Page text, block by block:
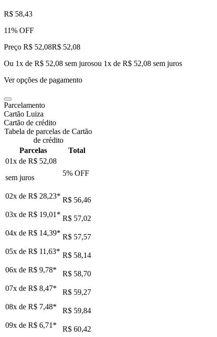
R$ 58,43
11% OFF
Preço R$ 52,08R$ 52,08
Ou 1x de R$ 52,08 sem jurosou 1x de R$ 52,08 sem juros
Ver opções de pagamento
Parcelamento
Cartão Luiza
Cartão de crédito
Tabela de parcelas de Cartão
de crédito
Parcelas
Total
01x de R$ 52,08
sem juros
5% OFF
02x de R$ 28,23* R$ 56,46
03x de R$ 19,01 * R$ 57,02
04x de R$ 14,39* R$ 57,57
05x de R$ 11,63* R$ 58,14
06x de R$ 9,78*
R$ 58,70
07x de R$ 8,47*
R$ 59,27
08x de R$ 7,48*
R$ 59,84
09x de R$ 6,71 *
R$ 60,42